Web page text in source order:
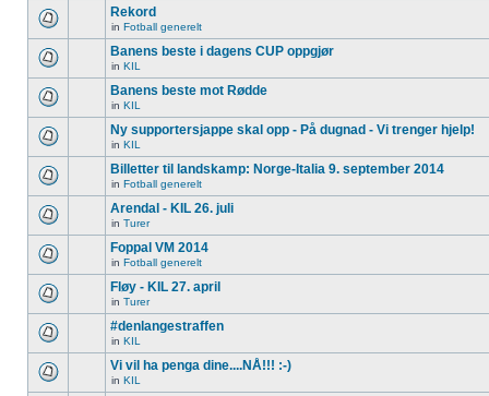
Rekord
in Fotball generelt
Banens beste i dagens CUP oppgjør
in KIL
Banens beste mot Rødde
in KIL
Ny supportersjappe skal opp - På dugnad - Vi trenger hjelp!
in KIL
Billetter til landskamp: Norge-Italia 9. september 2014
in Fotball generelt
Arendal - KIL 26. juli
in Turer
Foppal VM 2014
in Fotball generelt
Fløy - KIL 27. april
in Turer
#denlangestraffen
in KIL
Vi vil ha penga dine....NÅ!!! :-)
in KIL